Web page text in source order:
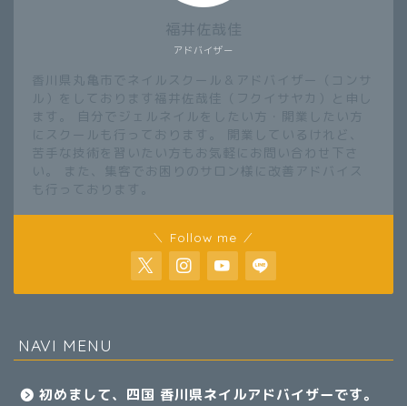
アドバイザー
福井佐哉佳
香川県丸亀市でネイルスクール＆アドバイザー（コンサ
ル）をしております福井佐哉佳（フクイサヤカ）と申し
ます。 自分でジェルネイルをしたい方・開業したい方
にスクールも行っております。 開業しているけれど、
苦手な技術を習いたい方もお気軽にお問い合わせ下さ
い。 また、集客でお困りのサロン様に改善アドバイス
も行っております。
＼ Follow me ／
NAVI MENU
初めまして、四国 香川県ネイルアドバイザーです。